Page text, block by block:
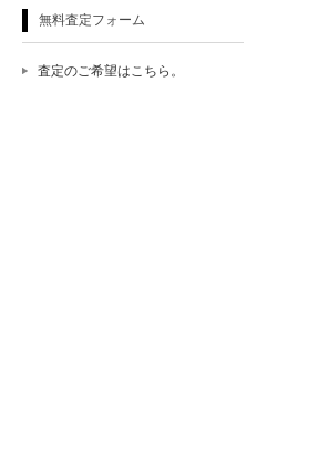
無料査定フォーム
査定のご希望はこちら。